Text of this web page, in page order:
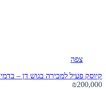
צפה
קיוסק פעיל למכירה בגוש דן –
₪200,000